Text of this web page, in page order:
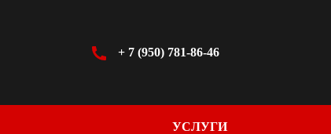
+ 7 (950) 781-86-46
УСЛУГИ